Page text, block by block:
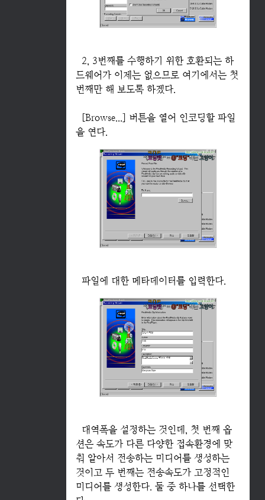
2, 3번째를 수행하기 위한 호환되는 하
드웨어가 이제는 없으므로 여기에서는 첫
번째만 해 보도록 하겠다.
[Browse...] 버튼을 열어 인코딩할 파일
을 연다.
파일에 대한 메타데이터를 입력한다.
대역폭을 설정하는 것인데, 첫 번째 옵
션은 속도가 다른 다양한 접속환경에 맞
춰 알아서 전송하는 미디어를 생성하는
것이고 두 번째는 전송속도가 고정적인
미디어를 생성한다. 둘 중 하나를 선택한